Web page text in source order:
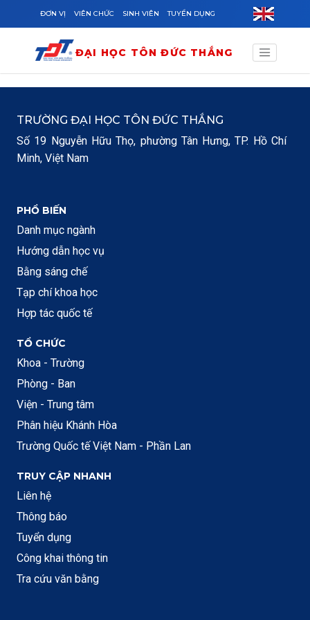
Skip to main content
ĐƠN VỊ VIÊN CHỨC SINH VIÊN TUYỂN DỤNG
ĐẠI HỌC TÔN ĐỨC THẮNG
TRƯỜNG ĐẠI HỌC TÔN ĐỨC THẮNG
Số 19 Nguyễn Hữu Thọ, phường Tân Hưng, TP. Hồ Chí
Minh, Việt Nam
PHỔ BIẾN
Danh mục ngành
Hướng dẫn học vụ
Bằng sáng chế
Tạp chí khoa học
Hợp tác quốc tế
TỔ CHỨC
Khoa - Trường
Phòng - Ban
Viện - Trung tâm
Phân hiệu Khánh Hòa
Trường Quốc tế Việt Nam - Phần Lan
TRUY CẬP NHANH
Liên hệ
Thông báo
Tuyển dụng
Công khai thông tin
Tra cứu văn bằng